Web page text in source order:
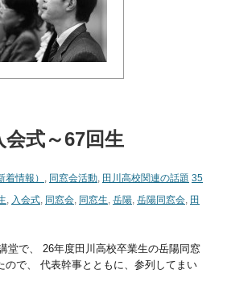
式～67回生
着情報） , 同窓会活動, 田川高校関連の話題 35
, 入会式, 同窓会, 同窓生, 岳陽, 岳陽同窓会, 田
堂で、 26年度田川高校卒業生の岳陽同窓
ので、 代表幹事とともに、参列してまい